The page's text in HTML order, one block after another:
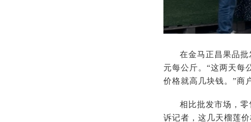
在金马正昌果品
元每公斤。“这两天每
价格就高几块钱。”商
相比批发市场，
诉记者，这几天榴莲